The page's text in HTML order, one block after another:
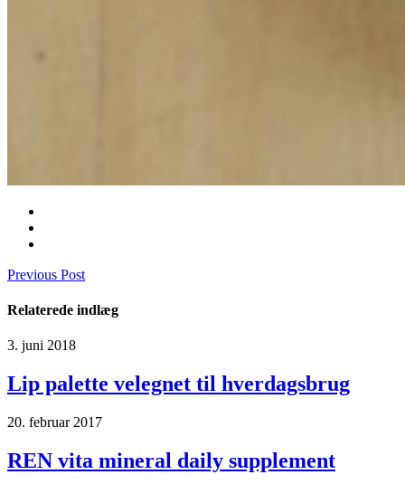
Previous Post
Relaterede indlæg
3. juni 2018
Lip palette velegnet til hverdagsbrug
20. februar 2017
REN vita mineral daily supplement